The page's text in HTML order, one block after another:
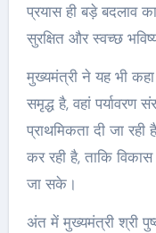
प्रयास ही बड़े बदलाव
सुरक्षित और स्वच्छ
मुख्यमंत्री ने यह भी
समृद्ध है, वहां पर्यावरण
प्राथमिकता दी जा रही
कर रही है, ताकि
जा सके।
अंत में मुख्यमंत्री श्री